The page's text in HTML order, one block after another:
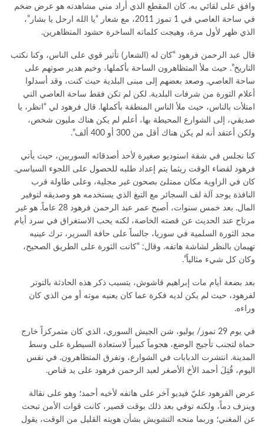
وافق على لقائي به. كان المقطع الذي أراد مني مشاهدته هو عرض ضخم
في ساحة العاصي في 1 تموز 2011، مع شعار “يا الله ارحل يا بشار”،
الذي ظهر لأول مرة، وهيجت كلماته الساخرة حشود المتظاهرين.
قال عبد الرحمن فرهود “كان له (الشعار) تأثير قوي على الناس، وكنا نكتب
التاريخ”. حيث ملأ المتظاهرون الساحة بأكملها، وخيم هدير صوتهم على
ساحة العاصي. وصعد بعضهم إلى مبنى البلدية حيث كنت، وقد أسدلوا
أعلام الثورة من شرفات البلدية. لكن لم تكن فقط ساحة العاصي التي
امتلأت بالناس، حيث ملأ الناس المنطقة بأكملها. قال فرهود لي “انظر، يا
صديقي، إلى الشوارع المحيطة بها، أعلم لم يكن هناك مليون شخص،
ولكن أعتقد أنه لم يكن هناك أقل من 300 أو 400 ألف”.
كنا نجلس في شقة استوديو صغيرة لأحد أصدقائه السوريين، حيث يأتي
فرهود لقضاء الوقت ريثما يتم إعداد طلبه للحصول على اللجوء السياسي.
كان في الزاوية مكان ممتلئ بصحون غير مجلية، وعلى طاولة قرب
النافذة يوجد آلة لف السجائر مع التبغ الذي يستخدمه هو وصديقه لتوفير
المال. بعد خمس سنوات، أصبح عمر عبد الرحمن فرهود 28 عاماً. هو غير
مرتاح عند الحديث عن قصته الخاصة، لكنه يحب الاستغراق في سرد أيام
مجد الثورة السلمية في سوريا، جالساً على حافة السرير، ترك عينيه
تهيمان بالنظر لشاشة هاتفه. وقال: “كانت الثورة على الطريق الصحيح،
وكان كل شيء مثالياً”.
بعد بضعة أيام مات إبراهيم قاشوش، يتسبب ذكر هذه الحادثة بالتوتر
لفرهود، حيث لم يكن لديه فكرة عما كان يعنيه موته أو من الذي كان
وراءه.
في يوم 29 تموز/ يوليو، شن الجيش السوري، الذي كان متمركزاً خارج
حماة لتجنب تأجيج الوضع، هجوماً كبيراً لاستعادة السيطرة على وسط
المدينة. انتشرت الدبابات في الشوارع، وتفرق المتظاهرون. في نفس
اليوم، قُتِلَ أحمد الأخ الأصغر لعبد الرحمن فرهود على يد قناص.
عرض الفرهود عليّ فيديو آخر على هاتفه لأخيه أحمد؛ وهو على نقالة
وينزف دماً، ولكنه توفي بعد ذلك بوقت قصير، كانت قوات الأمن تبحث
عن المغني؛ وربما منحه التشويش بشأن هويته القليل من الوقت، يقول